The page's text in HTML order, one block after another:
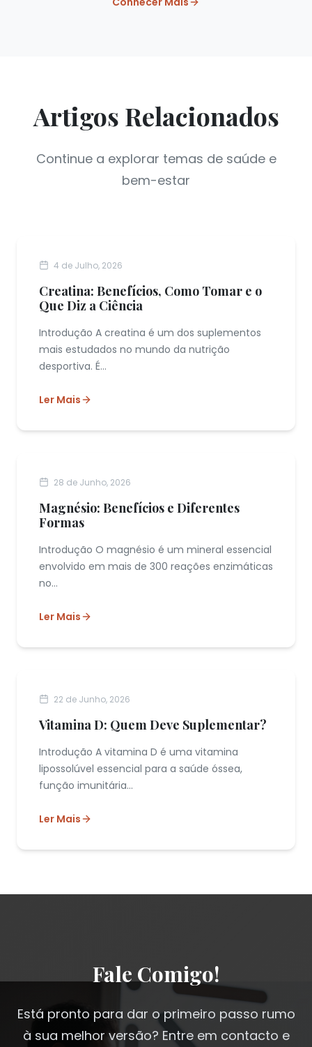
Artigos Relacionados
Continue a explorar temas de saúde e
bem-estar
NUTRIÇÃO FUNCIONAL
4 de Julho, 2026
Creatina: Benefícios, Como Tomar e o
Que Diz a Ciência
Introdução A creatina é um dos suplementos
mais estudados no mundo da nutrição
desportiva. É...
Ler Mais
NUTRIÇÃO FUNCIONAL
28 de Junho, 2026
Magnésio: Benefícios e Diferentes
Formas
Introdução O magnésio é um mineral essencial
envolvido em mais de 300 reações enzimáticas
no...
Ler Mais
NUTRIÇÃO FUNCIONAL
22 de Junho, 2026
Vitamina D: Quem Deve Suplementar?
Introdução A vitamina D é uma vitamina
lipossolúvel essencial para a saúde óssea,
função imunitária...
Ler Mais
Fale Comigo!
Está pronto para dar o primeiro passo rumo
à sua melhor versão? Entre em contacto e